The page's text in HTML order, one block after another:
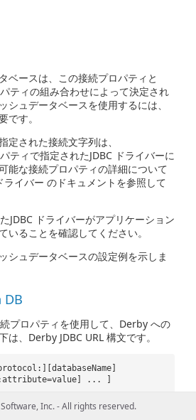
ベースは、この接続プロパティと
ティの組み合わせによって決定され
シュデータベースを使用するには、
です。
定された接続文字列は、
ティで指定されたJDBC ドライバーに
能な接続プロパティの詳細について
ライバー のドキュメントを参照して
JDBC ドライバーがアプリケーション
いることを確認してください。
シュデータベースの設定例を示しま
DB
プロパティを使用して、Derby への
、Derby JDBC URL 構文です。
... ]
タベースにキャッシュするには、以
Inc. - All rights reserved.